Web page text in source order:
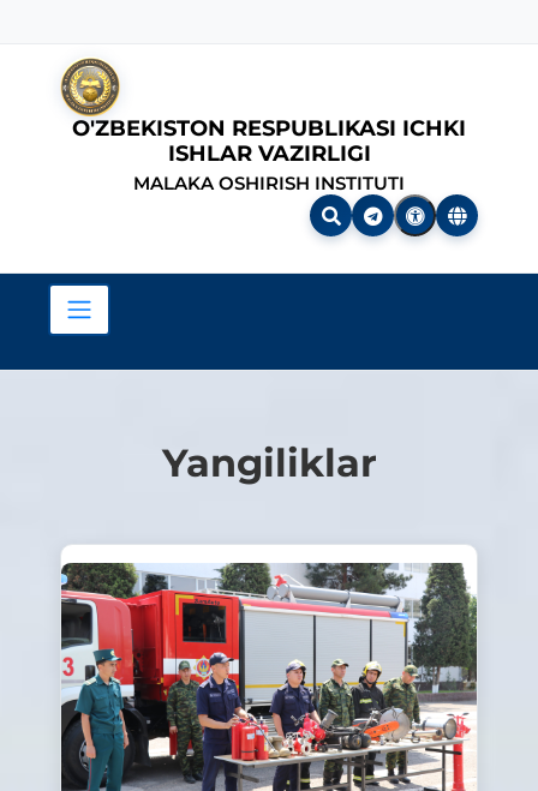
O'ZBEKISTON RESPUBLIKASI ICHKI
ISHLAR VAZIRLIGI
MALAKA OSHIRISH INSTITUTI
Yangiliklar